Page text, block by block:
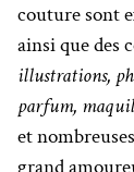
couture sont
ainsi que des
illustrations,
parfum,
et